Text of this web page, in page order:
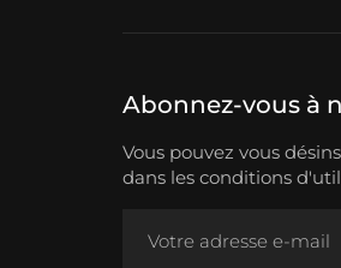
Abonnez-vous à
Vous pouvez vous
dans les conditions